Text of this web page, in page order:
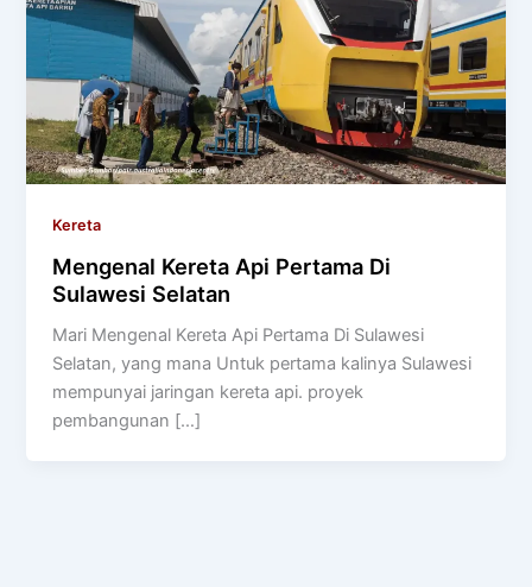
Kereta
Mengenal Kereta Api Pertama Di
Sulawesi Selatan
Mari Mengenal Kereta Api Pertama Di Sulawesi
Selatan, yang mana Untuk pertama kalinya Sulawesi
mempunyai jaringan kereta api. proyek
pembangunan […]